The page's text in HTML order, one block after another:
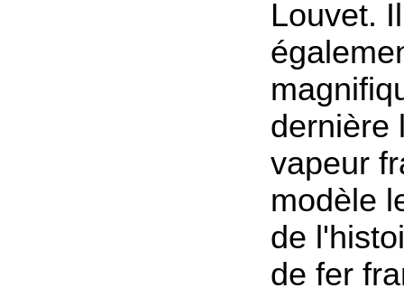
Louvet.
dernière
vapeur
modèle
de
de fer